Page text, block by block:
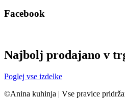
Facebook
Najbolj prodajano v
Poglej vse izdelke
©Anina kuhinja | Vse pravice